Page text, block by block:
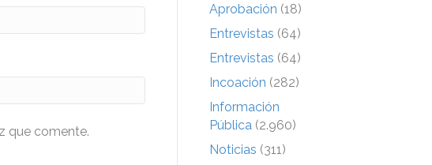
que comente.
Aprobación (18)
Entrevistas (64)
Entrevistas (64)
Incoación (282)
Información
Pública (2.960)
Noticias (311)